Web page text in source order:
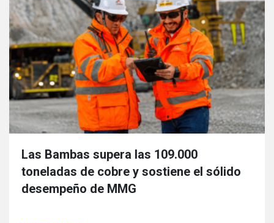
Las Bambas supera las 109.000
toneladas de cobre y sostiene el sólido
desempeño de MMG